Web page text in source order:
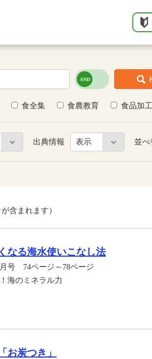
食全集 食農教育 食品加工
出典情報 並べ
含まれます）
なる海水使いこなし法
月号 74ページ～78ページ
海のミネラル力
お炭つき」